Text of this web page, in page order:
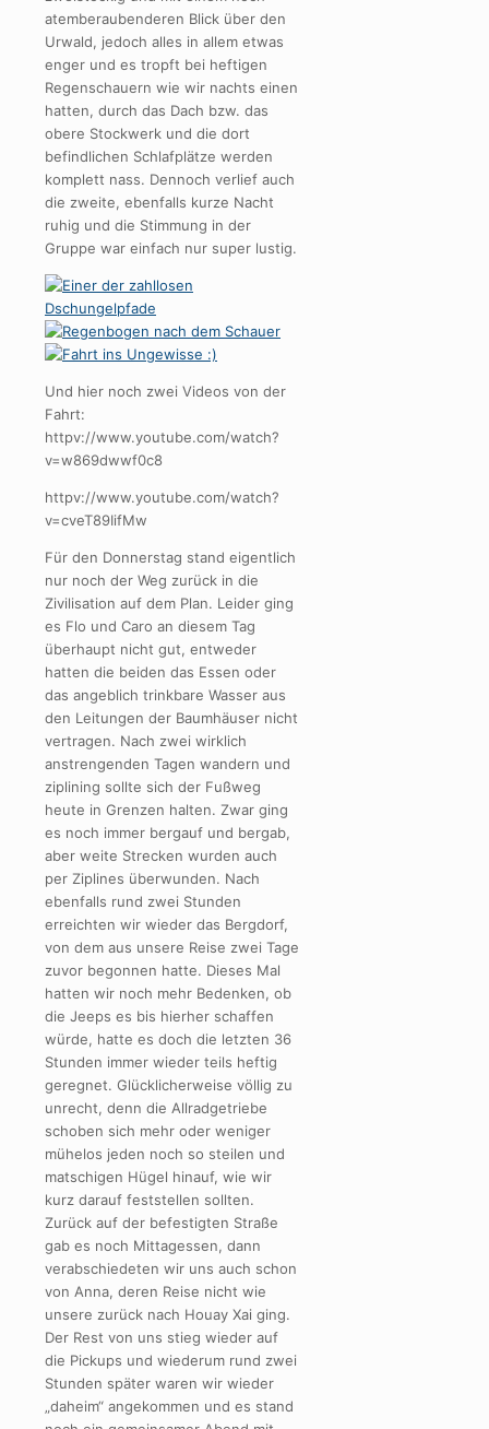
atemberaubenderen Blick über den
Urwald, jedoch alles in allem etwas
enger und es tropft bei heftigen
Regenschauern wie wir nachts einen
hatten, durch das Dach bzw. das
obere Stockwerk und die dort
befindlichen Schlafplätze werden
komplett nass. Dennoch verlief auch
die zweite, ebenfalls kurze Nacht
ruhig und die Stimmung in der
Gruppe war einfach nur super lustig.
Und hier noch zwei Videos von der
Fahrt:
httpv://www.youtube.com/watch?
v=w869dwwf0c8
httpv://www.youtube.com/watch?
v=cveT89IifMw
Für den Donnerstag stand eigentlich
nur noch der Weg zurück in die
Zivilisation auf dem Plan. Leider ging
es Flo und Caro an diesem Tag
überhaupt nicht gut, entweder
hatten die beiden das Essen oder
das angeblich trinkbare Wasser aus
den Leitungen der Baumhäuser nicht
vertragen. Nach zwei wirklich
anstrengenden Tagen wandern und
ziplining sollte sich der Fußweg
heute in Grenzen halten. Zwar ging
es noch immer bergauf und bergab,
aber weite Strecken wurden auch
per Ziplines überwunden. Nach
ebenfalls rund zwei Stunden
erreichten wir wieder das Bergdorf,
von dem aus unsere Reise zwei Tage
zuvor begonnen hatte. Dieses Mal
hatten wir noch mehr Bedenken, ob
die Jeeps es bis hierher schaffen
würde, hatte es doch die letzten 36
Stunden immer wieder teils heftig
geregnet. Glücklicherweise völlig zu
unrecht, denn die Allradgetriebe
schoben sich mehr oder weniger
mühelos jeden noch so steilen und
matschigen Hügel hinauf, wie wir
kurz darauf feststellen sollten.
Zurück auf der befestigten Straße
gab es noch Mittagessen, dann
verabschiedeten wir uns auch schon
von Anna, deren Reise nicht wie
unsere zurück nach Houay Xai ging.
Der Rest von uns stieg wieder auf
die Pickups und wiederum rund zwei
Stunden später waren wir wieder
„daheim“ angekommen und es stand